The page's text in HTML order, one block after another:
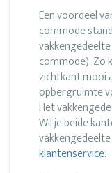
Een voordeel
commode
commode). Zo
zichtkant mooi
opbergruimte
Het
Wil je beide
klantenservice.